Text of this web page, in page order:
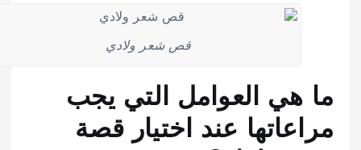
قص شعر ولادي
ما هي العوامل التي يجب
مراعاتها عند اختيار قصة